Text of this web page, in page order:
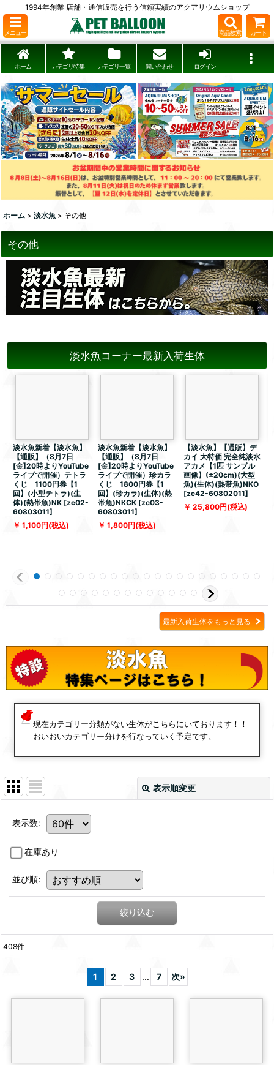
1994年創業 店舗・通信販売を行う信頼実績のアクアリウムショップ
メニュー 商品検索 カート
ホーム カテゴリ特集 カテゴリ一覧 問い合わせ ログイン
ホーム > 淡水魚 > その他
その他
淡水魚コーナー最新入荷生体
淡水魚新着【淡水魚】
【通販】（8月7日
[金]20時よりYouTube
ライブで開催）テトラ
くじ 1100円券【1
回】(小型テトラ)(生
体)(熱帯魚)NK [zc02-
60803011]
1,100円(税込)
淡水魚新着【淡水魚】
【通販】（8月7日
[金]20時よりYouTube
ライブで開催）珍カラ
くじ 1800円券【1
回】(珍カラ)(生体)(熱
帯魚)NKCK [zc03-
60803011]
1,800円(税込)
【淡水魚】【通販】デ
カイ 大特価 完全純淡水
アカメ【1匹 サンプル
画像】(±20cm)(大型
魚)(生体)(熱帯魚)NKO
[zc42-60802011]
25,800円(税込)
最新入荷生体をもっと見る
現在カテゴリー分類がない生体がこちらにいております！！
おいおいカテゴリー分けを行なっていく予定です。
表示順変更
表示数:
在庫あり
並び順:
絞り込む
408件
1 2 3 ... 7 次»